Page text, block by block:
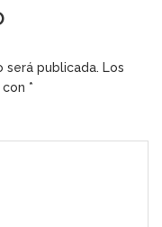
será publicada. Los
*